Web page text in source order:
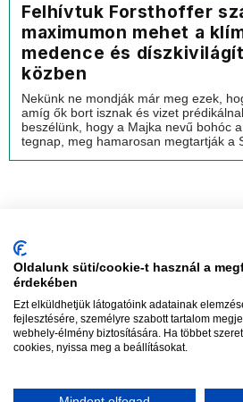
Felhívtuk Forsthoffer
maximumon mehet a
medence és
közben
Nekünk ne mondják már meg ezek,
amíg ők bort isznak és vizet
beszélünk, hogy a Majka nevű bohóc
tegnap, meg hamarosan megtartják a
Szerkesztőség:
Modi:
AdatvédelemImpresszum
Oldalunk süti/cookie-t használ a
érdekében
Ezt elküldhetjük látogatóink adatainak
fejlesztésére, személyre szabott tartalom
webhely-élmény biztosítására. Ha többet
cookies, nyissa meg a beállításokat.